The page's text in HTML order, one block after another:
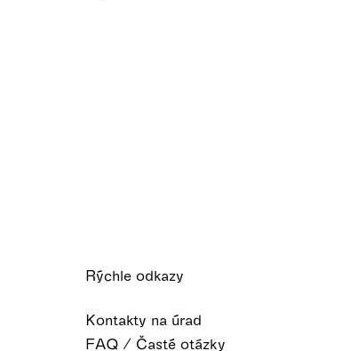
Rýchle odkazy
Kontakty na úrad
FAQ / Časté otázky